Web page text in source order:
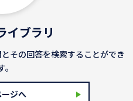
イブラリ
その回答を検索することができ
。
ジへ